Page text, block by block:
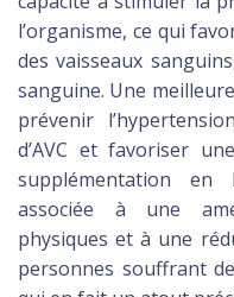
l’organisme, ce qui
des vaisseaux
sanguine. Une
prévenir
d’AVC et favoriser
supplémentation en
associée à une
physiques et à une
personnes souffrant